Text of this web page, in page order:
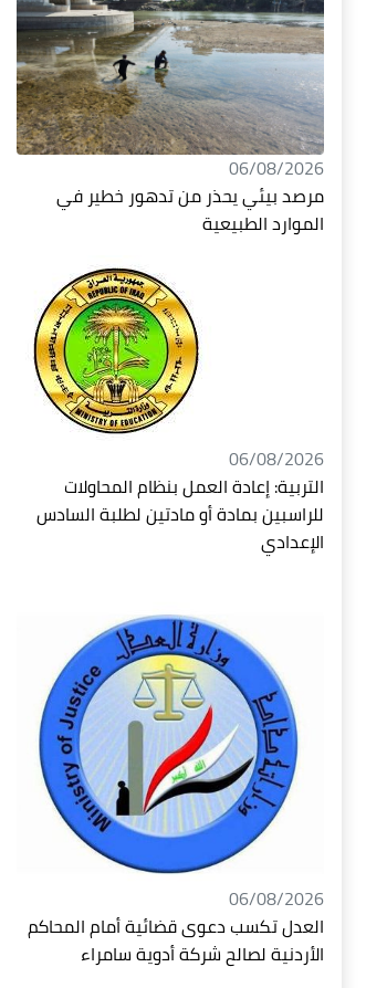
06/08/2026
مرصد بيئي يحذر من تدهور خطير في
الموارد الطبيعية
06/08/2026
التربية: إعادة العمل بنظام المحاولات
للراسبين بمادة أو مادتين لطلبة السادس
الإعدادي
06/08/2026
العدل تكسب دعوى قضائية أمام المحاكم
الأردنية لصالح شركة أدوية سامراء